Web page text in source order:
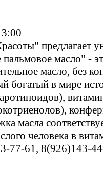
предлагает
масло" -
масло, без
богатый в мире
масла
человека в
77-61, 8(926)143-